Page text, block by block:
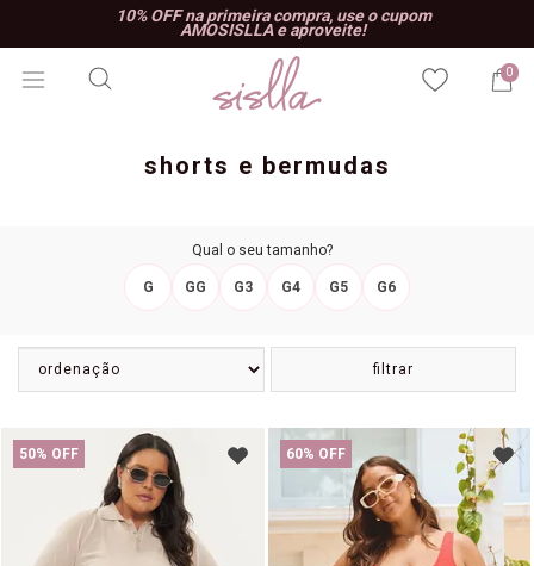
10% OFF na primeira compra, use o cupom
AMOSISLLA e aproveite!
0
shorts e bermudas
Qual o seu tamanho?
G GG G3 G4 G5 G6
filtrar
50% OFF 60% OFF